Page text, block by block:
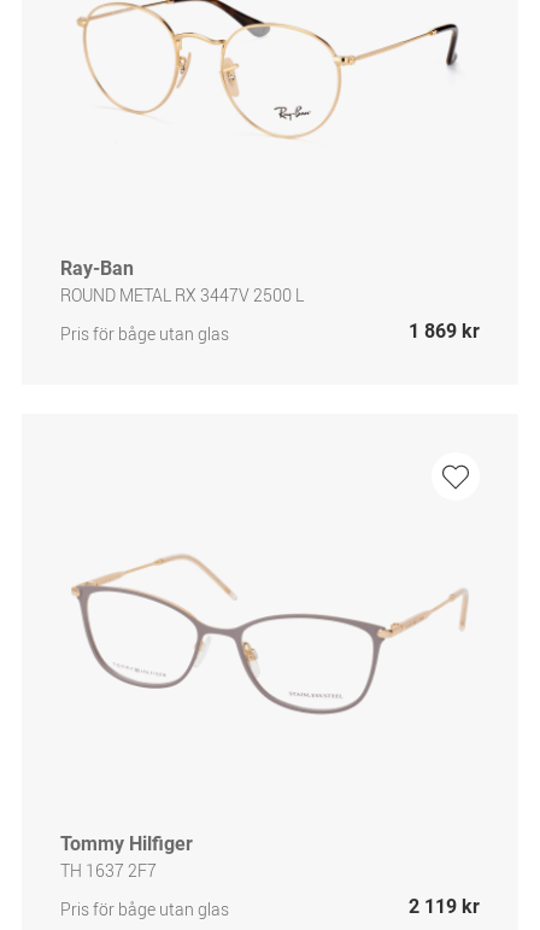
Ray-Ban
ROUND METAL RX 3447V 2500 L
Pris för båge utan glas
1 869 kr
Tommy Hilfiger
TH 1637 2F7
Pris för båge utan glas
2 119 kr